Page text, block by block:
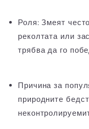
Роля: Змеят
реколтата или
трябва да го
Причина за
природните